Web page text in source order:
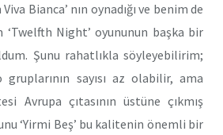
Bianca’ nın oynadığı ve benim de
‘Twelfth Night’ oyununun başka bir
Şunu rahatlıkla söyleyebilirim;
sayısı az olabilir, ama
Avrupa çıtasının üstüne çıkmış
‘Yirmi Beş’ bu kalitenin önemli bir